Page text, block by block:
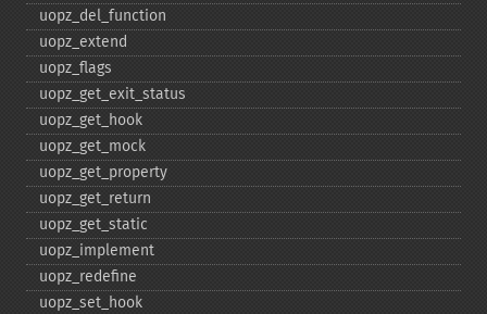
uopz_​del_​function
uopz_​extend
uopz_​flags
uopz_​get_​exit_​status
uopz_​get_​hook
uopz_​get_​mock
uopz_​get_​property
uopz_​get_​return
uopz_​get_​static
uopz_​implement
uopz_​redefine
uopz_​set_​hook